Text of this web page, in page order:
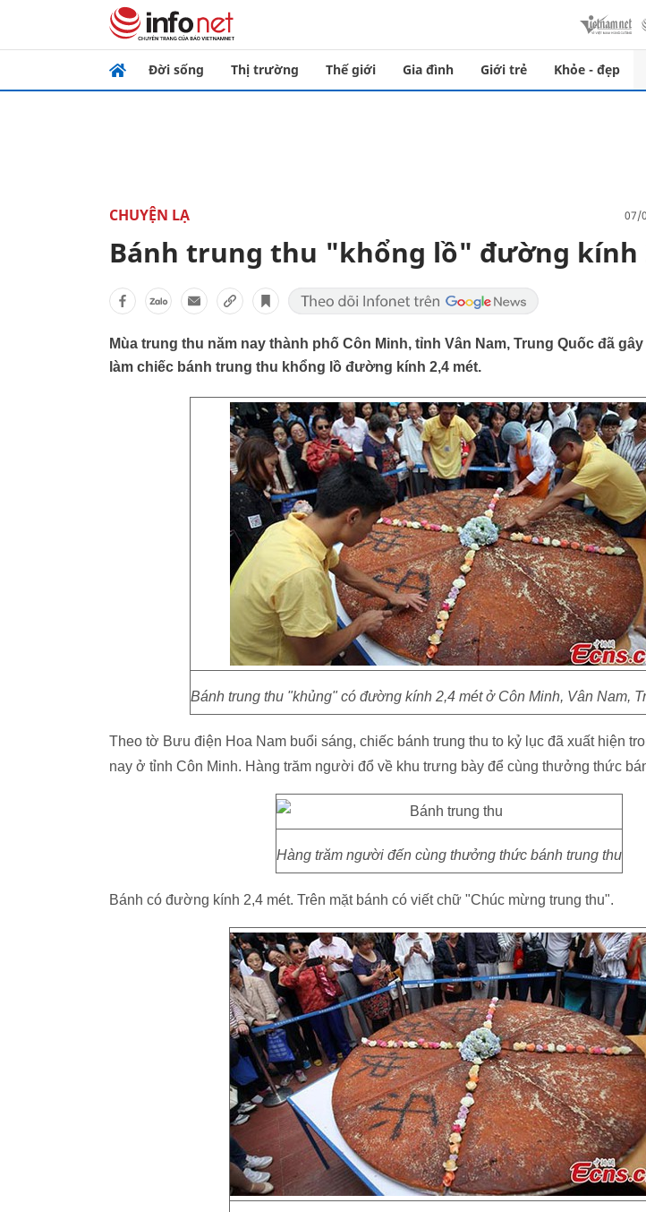
Đời sống Thị trường Thế giới Gia đình Giới trẻ Khỏe - đẹp
CHUYỆN LẠ 07/
Bánh trung thu "khổng lồ" đường kính
Mùa trung thu năm nay thành phố Côn Minh, tỉnh Vân Nam, Trung Quốc đã
làm chiếc bánh trung thu khổng lồ đường kính 2,4 mét.
Bánh trung thu "khủng" có đường kính 2,4 mét ở Côn Minh, Vân Nam,
Theo tờ Bưu điện Hoa Nam buổi sáng, chiếc bánh trung thu to kỷ lục đã xuất hiện
nay ở tỉnh Côn Minh. Hàng trăm người đổ về khu trưng bày để cùng thưởng thức
Hàng trăm người đến cùng thưởng thức bánh trung thu
Bánh có đường kính 2,4 mét. Trên mặt bánh có viết chữ "Chúc mừng trung thu".